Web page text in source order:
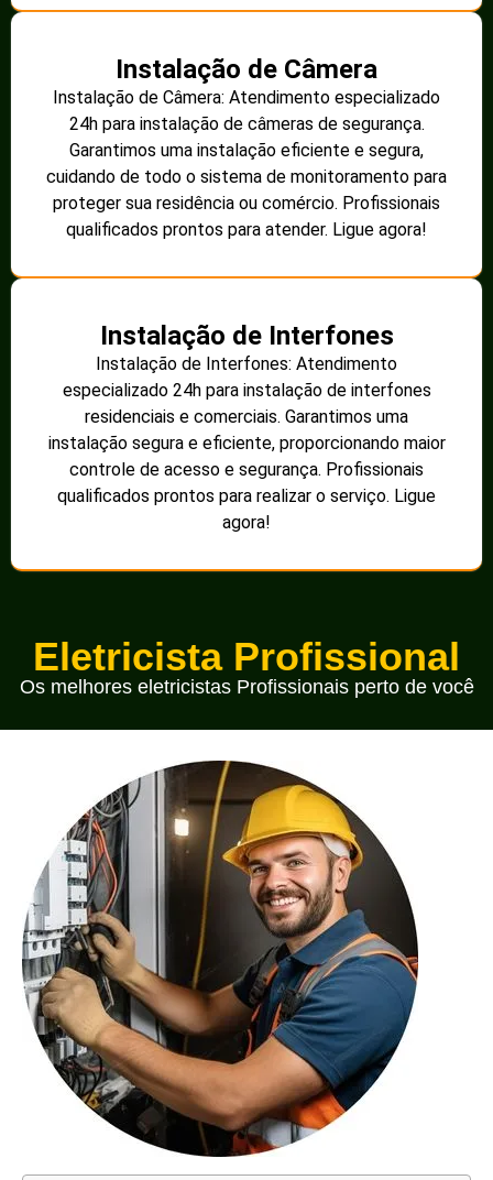
Instalação de Câmera
Instalação de Câmera: Atendimento especializado
24h para instalação de câmeras de segurança.
Garantimos uma instalação eficiente e segura,
cuidando de todo o sistema de monitoramento para
proteger sua residência ou comércio. Profissionais
qualificados prontos para atender. Ligue agora!
Instalação de Interfones
Instalação de Interfones: Atendimento
especializado 24h para instalação de interfones
residenciais e comerciais. Garantimos uma
instalação segura e eficiente, proporcionando maior
controle de acesso e segurança. Profissionais
qualificados prontos para realizar o serviço. Ligue
agora!
Eletricista Profissional
Os melhores eletricistas Profissionais perto de você